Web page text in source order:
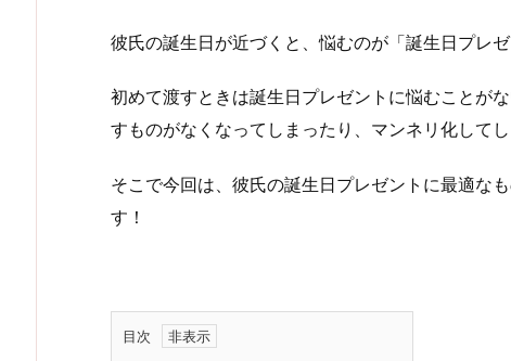
彼氏の誕生日が近づくと、悩むのが「誕生日プレゼ
初めて渡すときは誕生日プレゼントに悩むことが
すものがなくなってしまったり、マンネリ化してし
そこで今回は、彼氏の誕生日プレゼントに最適な
す！
目次